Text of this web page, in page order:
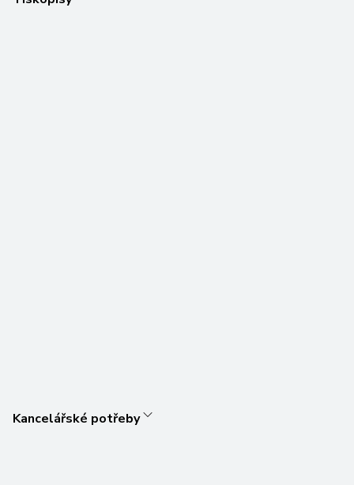
Kancelářské potřeby